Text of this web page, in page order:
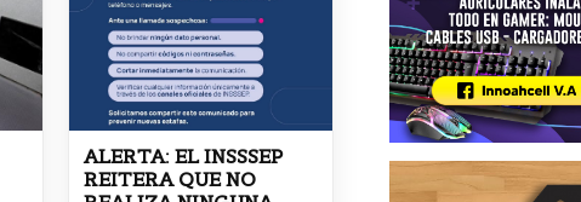
ALERTA: EL INSSSEP
REITERA QUE NO